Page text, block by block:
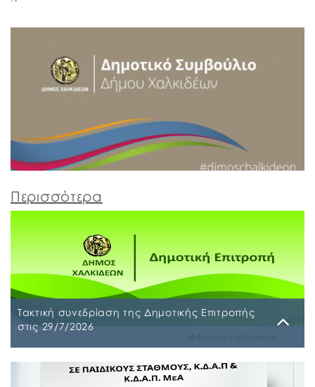
Περισσότερα
Τακτική συνεδρίαση της Δημοτικής Επιτροπής
στις 29/7/2026
Τακτική συνεδρίαση της Δημοτικής Επιτροπής θα